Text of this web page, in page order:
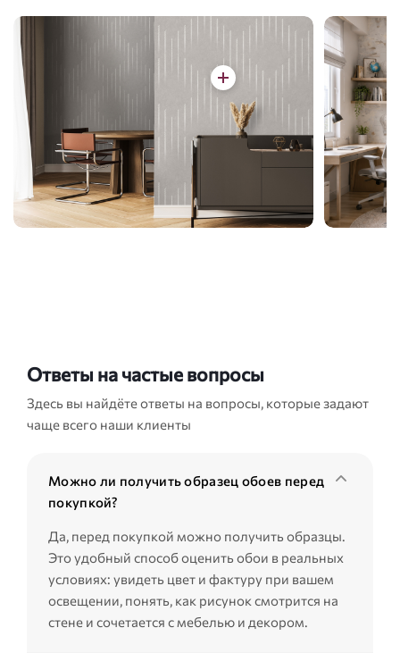
Ответы на частые вопросы
Здесь вы найдёте ответы на вопросы, которые задают
чаще всего наши клиенты
Можно ли получить образец обоев перед
покупкой?
Да, перед покупкой можно получить образцы.
Это удобный способ оценить обои в реальных
условиях: увидеть цвет и фактуру при вашем
освещении, понять, как рисунок смотрится на
стене и сочетается с мебелью и декором.